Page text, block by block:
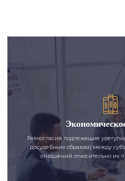
Разногласия подлежащие
досудебным образом) между
отношений относительно их